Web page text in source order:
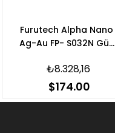
Furutech Alpha Nano
Ag-Au FP- S032N Güç
₺8.328,16
$174.00